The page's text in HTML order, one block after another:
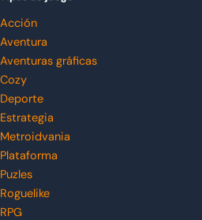
Acción
Aventura
Aventuras gráficas
Cozy
Deporte
Estrategia
Metroidvania
Plataforma
Puzles
Roguelike
RPG